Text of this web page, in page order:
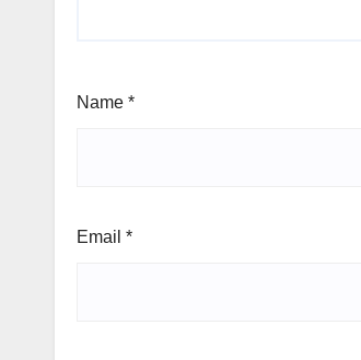
Name *
Email *